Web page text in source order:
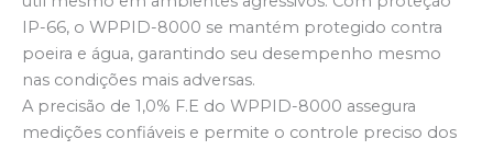
IP-66, o WPPID-8000 se mantém protegido contra
poeira e água, garantindo seu desempenho mesmo
nas condições mais adversas.
A precisão de 1,0% F.E do WPPID-8000 assegura
medições confiáveis e permite o controle preciso dos